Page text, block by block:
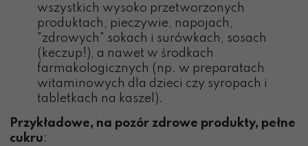
wszystkich wysoko przetworzonych
produktach, pieczywie, napojach,
"zdrowych" sokach i surówkach, sosach
(keczup!), a nawet w środkach
farmakologicznych (np. w preparatach
witaminowych dla dzieci czy syropach i
tabletkach na kaszel).
Przykładowe, na pozór zdrowe produkty, pełne
cukru: